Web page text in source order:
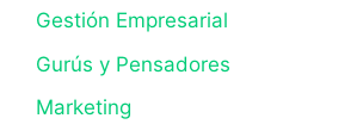
Gestión Empresarial
Gurús y Pensadores
Marketing